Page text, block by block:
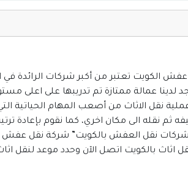
الكويت تعتبر من أكبر شركات الرائدة
لدينا عمالة ممتازة تم تدريبها على
نقل الاثاث من أصعب المهام الحياتية
ثم نقله الى مكان اخري، كما نقوم بإعادة
شركات نقل العفش بالكويت” شركة نقل
بالكويت اتصل الآن وحدد موعد لنقل اثاث